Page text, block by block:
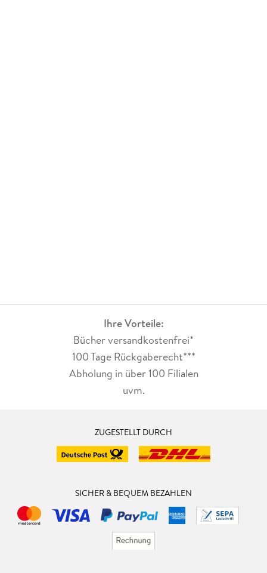
Ihre Vorteile:
Bücher versandkostenfrei*
100 Tage Rückgaberecht***
Abholung in über 100 Filialen
uvm.
ZUGESTELLT DURCH
SICHER & BEQUEM BEZAHLEN